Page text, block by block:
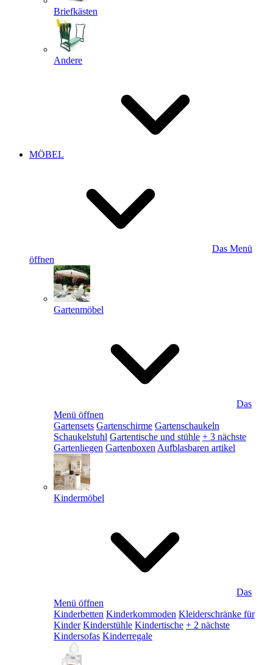
Briefkästen
Andere
MÖBEL
Das Menü
öffnen
Gartenmöbel
Das
Menü öffnen
Gartensets Gartenschirme Gartenschaukeln
Schaukelstuhl Gartentische und stühle + 3 nächste
Gartenliegen Gartenboxen Aufblasbaren artikel
Kindermöbel
Das
Menü öffnen
Kinderbetten Kinderkommoden Kleiderschränke für
Kinder Kinderstühle Kindertische + 2 nächste
Kindersofas Kinderregale